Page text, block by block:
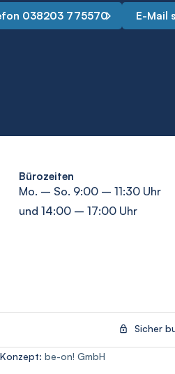
038203 775570 E-Mail
Bürozeiten
Mo. – So. 9:00 – 11:30 Uhr
und 14:00 – 17:00 Uhr
Sicher
be-on! GmbH